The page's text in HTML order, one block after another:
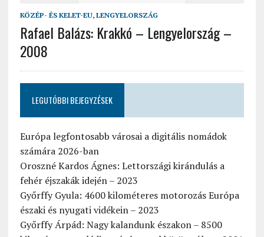
KÖZÉP- ÉS KELET-EU, LENGYELORSZÁG
Rafael Balázs: Krakkó – Lengyelország –
2008
LEGUTÓBBI BEJEGYZÉSEK
Európa legfontosabb városai a digitális nomádok
számára 2026-ban
Oroszné Kardos Ágnes: Lettországi kirándulás a
fehér éjszakák idején – 2023
Győrffy Gyula: 4600 kilométeres motorozás Európa
északi és nyugati vidékein – 2023
Győrffy Árpád: Nagy kalandunk északon – 8500